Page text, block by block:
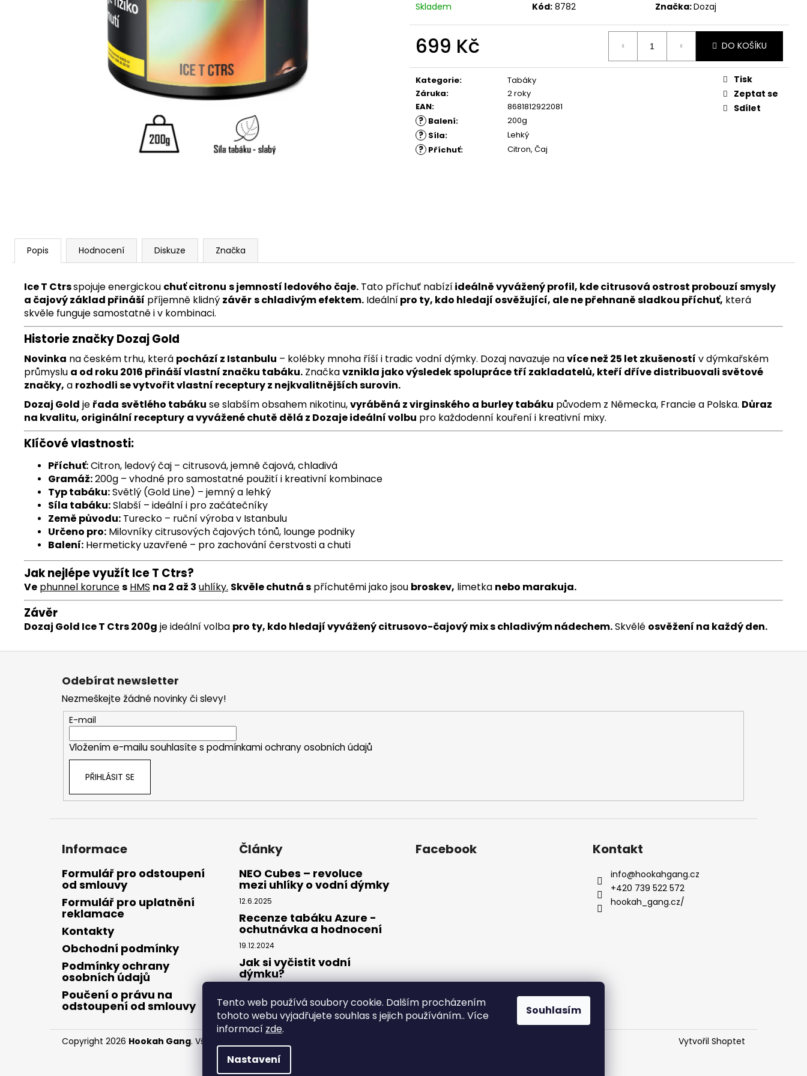
Tento web používá soubory cookie. Dalším procházením
tohoto webu vyjadřujete souhlas s jejich používáním.. Více
informací zde.
Nastavení
Souhlasím
Skladem Kód: 8782 Značka:Dozaj
699 Kč
cena:
DO KOŠÍKU
Kategorie:
Tabáky
Záruka:
2 roky
EAN: 8681812922081
? Balení: 200g
? Síla: Lehký
? Příchuť: Citron, Čaj
Tisk
Zeptat se
Sdílet
Popis Hodnocení Diskuze Značka
Ice T Ctrsspojuje energickou chuť citronu s jemností ledového čaje. Tato příchuť nabízíideálně vyvážený profil, kde citrusová ostrost probouzí smysly
a čajový základ přináší příjemně klidný závěrs chladivým efektem. Ideálnípro ty, kdo hledají osvěžující, ale ne přehnaně sladkou příchuť, která
skvěle funguje samostatně i v kombinaci.
Historie značky Dozaj Gold
Novinka na českém trhu, která pochází z Istanbulu – kolébky mnoha říší i tradic vodní dýmky. Dozaj navazuje navíce než 25 let zkušeností v dýmkařském
průmyslu a od roku 2016 přináší vlastní značku tabáku. Značkavznikla jako výsledek spolupráce tří zakladatelů, kteří dříve distribuovali světové
značky, a rozhodli se vytvořit vlastní receptury z nejkvalitnějších surovin.
Dozaj Gold je řada světlého tabáku se slabším obsahem nikotinu,vyráběná z virginského a burley tabáku původem z Německa, Francie a Polska. Důraz
na kvalitu, originální receptury a vyvážené chutě dělá z Dozaje ideální volbu pro každodenní kouření i kreativní mixy.
Klíčové vlastnosti:
Příchuť:Citron, ledový čaj – citrusová, jemně čajová, chladivá
Gramáž:200g – vhodné pro samostatné použití i kreativní kombinace
Typ tabáku:Světlý (Gold Line) – jemný a lehký
Síla tabáku:Slabší – ideální i pro začátečníky
Země původu: Turecko – ruční výroba v Istanbulu
Určeno pro: Milovníky citrusových čajových tónů, lounge podniky
Balení: Hermeticky uzavřené – pro zachování čerstvosti a chuti
Jak nejlépe využít Ice T Ctrs?
Ve phunnel korunces HMS na 2 až 3 uhlíky. Skvěle chutná s příchutěmi jako jsou broskev, limetka nebo marakuja.
Závěr
Dozaj Gold Ice T Ctrs 200g je ideální volba pro ty, kdo hledají vyvážený citrusovo-čajový mix s chladivým nádechem.Skvělé osvěžení na každý den.
Z
Odebírat newsletter
Nezmeškejte žádné novinky či slevy!
E-mail
Vložením e-mailu souhlasíte s podmínkami ochrany osobních údajů
PŘIHLÁSIT SE
Informace
Formulář pro odstoupení
od smlouvy
Formulář pro uplatnění
reklamace
Kontakty
Obchodní podmínky
Podmínky ochrany
osobních údajů
Poučení o právu na
odstoupení od smlouvy
Články
NEO Cubes – revoluce
mezi uhlíky o vodní dýmky
12.6.2025
Recenze tabáku Azure -
ochutnávka a hodnocení
19.12.2024
Jak si vyčistit vodní
dýmku?
Facebook Kontakt
info@hookahgang.cz
+420 739 522 572
hookah_gang.cz/
Vytvořil Shoptet
Copyright 2026 Hookah Gang. Všechna práva vyhrazena.